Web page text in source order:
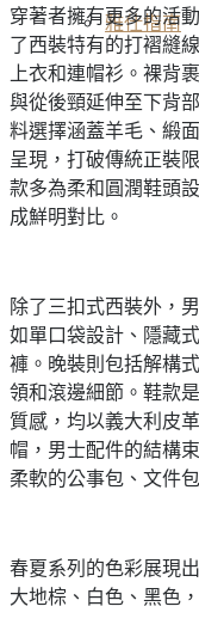
雅仕指南
穿著者擁有更多的活
了西裝特有的打褶縫
上衣和連帽衫。裸背
與從後頸延伸至下背
料選擇涵蓋羊毛、緞
呈現，打破傳統正裝
款多為柔和圓潤鞋頭
成鮮明對比。
除了三扣式西裝外，
如單口袋設計、隱藏
褲。晚裝則包括解構
領和滾邊細節。鞋款
質感，均以義大利皮
帽，男士配件的結構
柔軟的公事包、文件
春夏系列的色彩展現
大地棕、白色、黑色